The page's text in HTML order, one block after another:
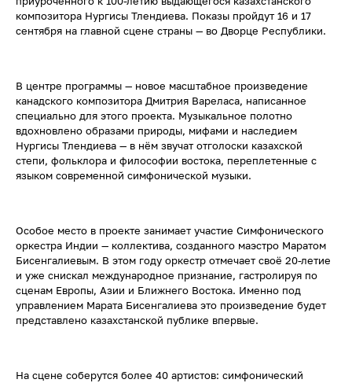
композитора Нургисы Тлендиева. Показы пройдут 16 и 17
сентября на главной сцене страны — во Дворце Республики.
В центре программы — новое масштабное произведение
канадского композитора Дмитрия Вареласа, написанное
специально для этого проекта. Музыкальное полотно
вдохновлено образами природы, мифами и наследием
Нургисы Тлендиева — в нём звучат отголоски казахской
степи, фольклора и философии востока, переплетенные с
языком современной симфонической музыки.
Особое место в проекте занимает участие Симфонического
оркестра Индии — коллектива, созданного маэстро Маратом
Бисенгалиевым. В этом году оркестр отмечает своё 20-летие
и уже снискал международное признание, гастролируя по
сценам Европы, Азии и Ближнего Востока. Именно под
управлением Марата Бисенгалиева это произведение будет
представлено казахстанской публике впервые.
На сцене соберутся более 40 артистов: симфонический